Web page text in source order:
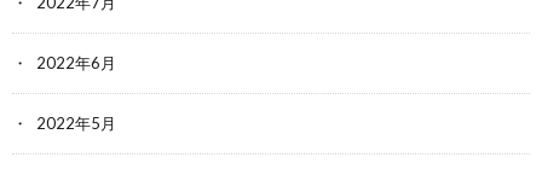
2022年6月
2022年5月